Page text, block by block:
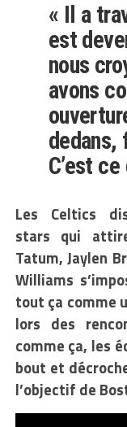
« Il a
est
nous
avons
dedans,
C’est
Les Celtics
stars qui
Tatum, Jaylen
Williams
tout ça comme
lors des
comme ça, les
bout et
l’objectif de